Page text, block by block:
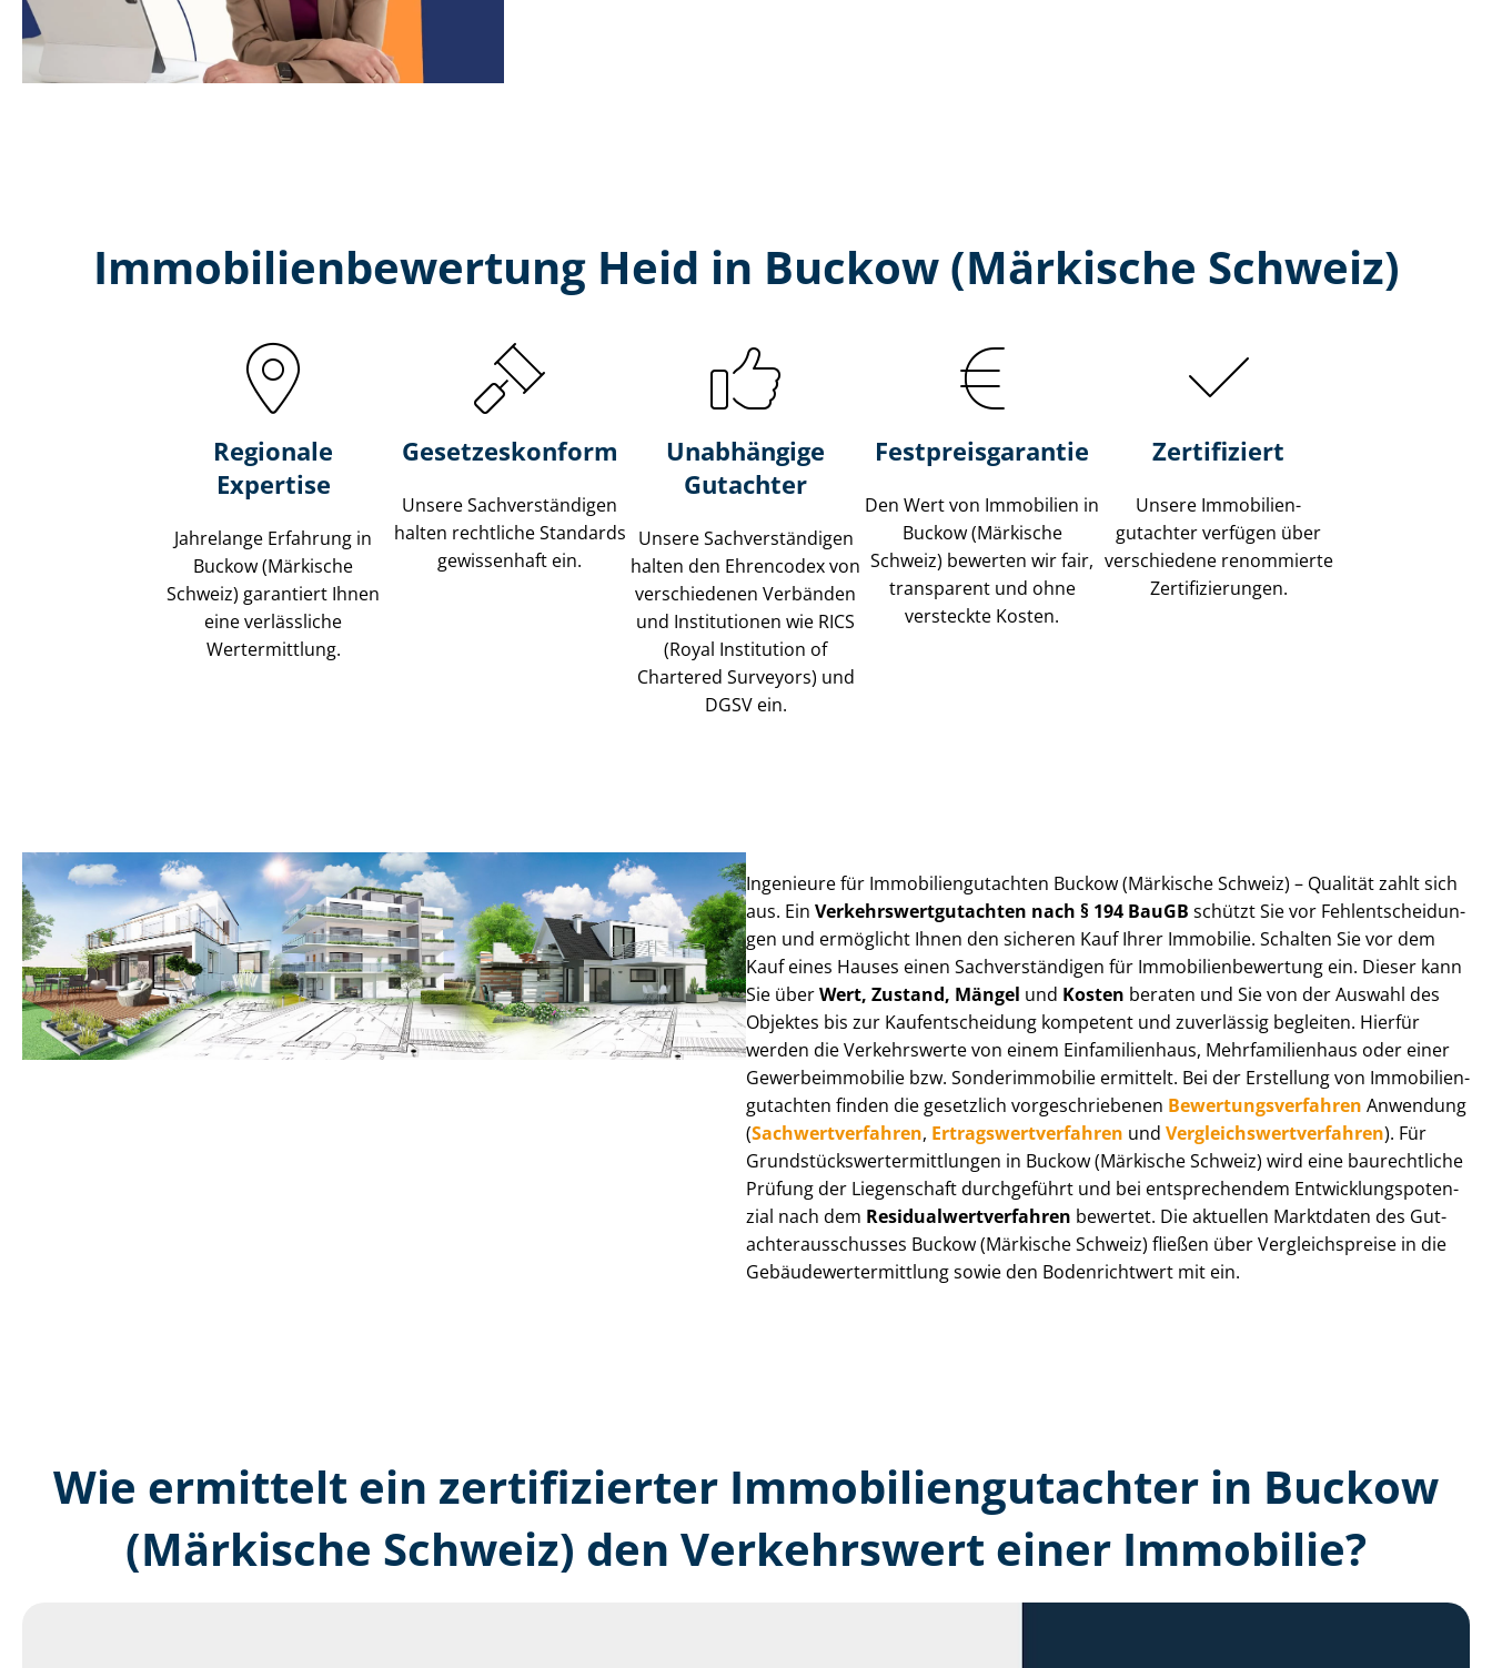
Immobilien­bewertung Heid in Buckow (Märkische Schweiz)
Regionale
Expertise
Jahrelange Erfahrung in
Buckow (Märkische
Schweiz) garantiert Ihnen
eine verlässliche
Wertermittlung.
Gesetzes­konform
Unsere Sach­ver­stän­di­gen
halten rechtliche Standards
gewissenhaft ein.
Unabhängige
Gutachter
Unsere Sach­ver­stän­di­gen
halten den Ehrencodex von
verschiedenen Verbänden
und Institutionen wie RICS
(Royal Institution of
Chartered Surveyors) und
DGSV ein.
Festpreis​garantie
Den Wert von Immobilien in
Buckow (Märkische
Schweiz) bewerten wir fair,
transparent und ohne
versteckte Kosten.
Zertifiziert
Unsere Immobilien­
gutachter verfügen über
verschiedene renommierte
Zer­ti­fi­zie­run­gen.
Ingenieure für Im­mo­bi­li­en­gut­ach­ten Buckow (Märkische Schweiz) – Qualität zahlt sich
aus. Ein Ver­kehrs­wert­gut­ach­ten nach § 194 BauGB schützt Sie vor Fehl­ent­schei­dun­
gen und ermöglicht Ihnen den sicheren Kauf Ihrer Immobilie. Schalten Sie vor dem
Kauf eines Hauses einen Sach­ver­stän­di­gen für Im­mo­bi­li­en­be­wer­tung ein. Dieser kann
Sie überWert, Zustand, Mängel und Kosten beraten und Sie von der Auswahl des
Objektes bis zur Kauf­ent­schei­dung kompetent und zuverlässig begleiten. Hierfür
werden die Verkehrswerte von einem Einfamilienhaus, Mehr­fa­mi­li­en­haus oder einer
Ge­wer­be­im­mo­bi­lie bzw. Sonderimmobilie ermittelt. Bei der Erstellung von Im­mo­bi­li­en­
gut­ach­ten finden die gesetzlich vor­ge­schrie­be­nen Be­wer­tungs­ver­fah­ren Anwendung
(Sach­wert­ver­fah­ren, Er­trags­wert­ver­fah­ren und Ver­gleichs­wert­ver­fah­ren). Für
Grund­stücks­wert­ermitt­lun­gen in Buckow (Märkische Schweiz) wird eine baurechtliche
Prüfung der Liegenschaft durchgeführt und bei entsprechendem Ent­wick­lungs­po­ten­
zi­al nach dem Re­si­du­al­wert­ver­fah­ren bewertet. Die aktuellen Marktdaten des Gut­
ach­ter­aus­schus­ses Buckow (Märkische Schweiz) fließen über Ver­gleichs­prei­se in die
Ge­bäu­de­wert­ermitt­lung sowie den Bodenrichtwert mit ein.
Wie ermittelt ein zertifizierter Immobilien­gutachter in Buckow
(Märkische Schweiz) den Verkehrswert einer Immobilie?